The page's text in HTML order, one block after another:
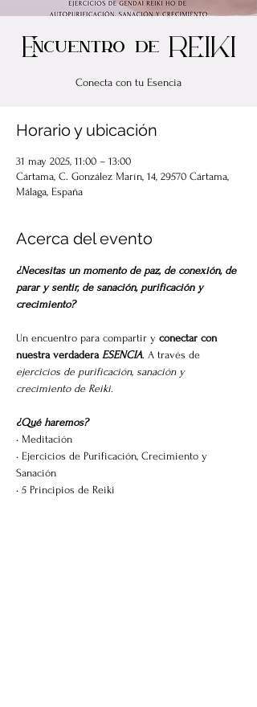
Encuentro de REIKI
Conecta con tu Esencia
Horario y ubicación
31 may 2025, 11:00 – 13:00
Cártama, C. González Marín, 14, 29570 Cártama,
Málaga, España
Acerca del evento
¿Necesitas un momento de paz, de conexión, de
parar y sentir, de sanación, purificación y
crecimiento?
Un encuentro para compartir y conectar con
nuestra verdadera ESENCIA. A través de
ejercicios de purificación, sanación y
crecimiento de Reiki.
¿Qué haremos?
• Meditación
• Ejercicios de Purificación, Crecimiento y
Sanación
• 5 Principios de Reiki